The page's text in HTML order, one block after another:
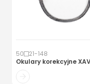
50 21-148
Okulary korekcyjne